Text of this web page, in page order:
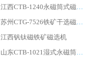
江西CTB-1240永磁筒式磁选机厂家
苏州CTG-7526铁矿干选磁选机
江西钒钛磁铁矿磁选机
山东CTB-1021湿式永磁筒式磁选机